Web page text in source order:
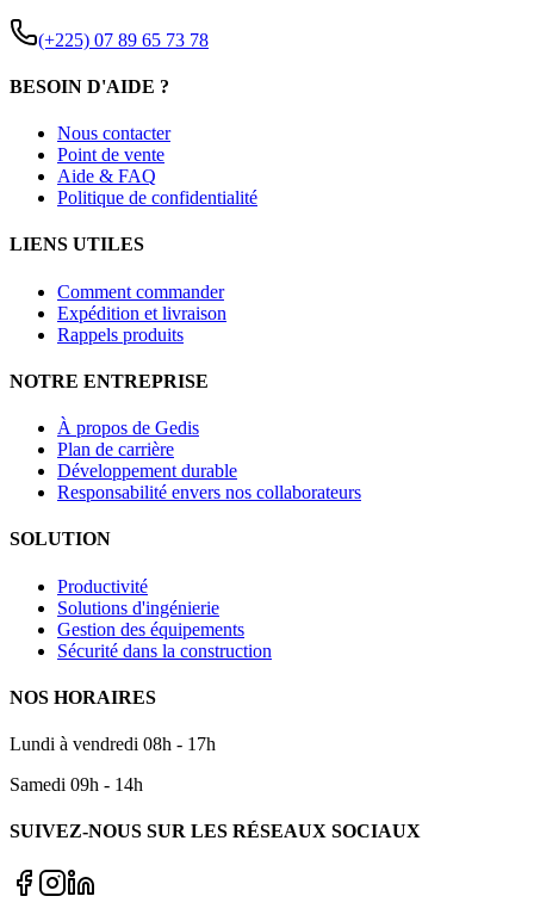
(+225) 07 89 65 73 78
BESOIN D'AIDE ?
Nous contacter
Point de vente
Aide & FAQ
Politique de confidentialité
LIENS UTILES
Comment commander
Expédition et livraison
Rappels produits
NOTRE ENTREPRISE
À propos de Gedis
Plan de carrière
Développement durable
Responsabilité envers nos collaborateurs
SOLUTION
Productivité
Solutions d'ingénierie
Gestion des équipements
Sécurité dans la construction
NOS HORAIRES
Lundi à vendredi 08h - 17h
Samedi 09h - 14h
SUIVEZ-NOUS SUR LES RÉSEAUX SOCIAUX